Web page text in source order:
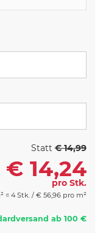
Statt€ 14,99
€ 14,24
pro Stk.
= 4 Stk. / €56,96 pro m²
ab 100 €